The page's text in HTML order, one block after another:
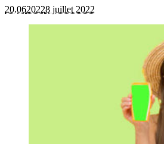
20.0620228 juillet 2022